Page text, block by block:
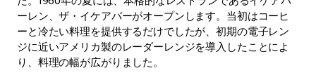
ーレン、ザ・イケアバーがオープンします。当初はコーヒ
ーと冷たい料理を提供するだけでしたが、初期の電子レン
ジに近いアメリカ製のレーダーレンジを導入したことによ
り、料理の幅が広がりました。